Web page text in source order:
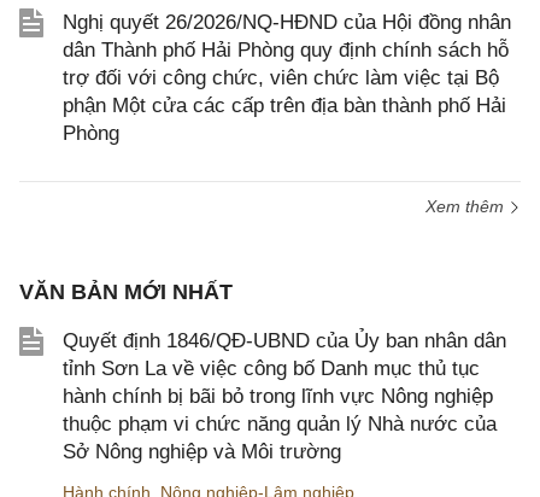
Nghị quyết 26/2026/NQ-HĐND của Hội đồng nhân
dân Thành phố Hải Phòng quy định chính sách hỗ
trợ đối với công chức, viên chức làm việc tại Bộ
phận Một cửa các cấp trên địa bàn thành phố Hải
Phòng
Xem thêm
VĂN BẢN MỚI NHẤT
Quyết định 1846/QĐ-UBND của Ủy ban nhân dân
tỉnh Sơn La về việc công bố Danh mục thủ tục
hành chính bị bãi bỏ trong lĩnh vực Nông nghiệp
thuộc phạm vi chức năng quản lý Nhà nước của
Sở Nông nghiệp và Môi trường
Hành chính Nông nghiệp-Lâm nghiệp